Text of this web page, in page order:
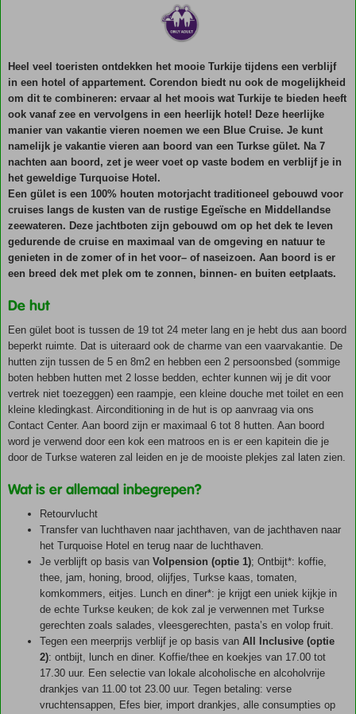
Heel veel toeristen ontdekken het mooie Turkije tijdens een verblijf
in een hotel of appartement. Corendon biedt nu ook de mogelijkheid
om dit te combineren: ervaar al het moois wat Turkije te bieden heeft
ook vanaf zee en vervolgens in een heerlijk hotel! Deze heerlijke
manier van vakantie vieren noemen we een Blue Cruise. Je kunt
namelijk je vakantie vieren aan boord van een Turkse gület. Na 7
nachten aan boord, zet je weer voet op vaste bodem en verblijf je in
het geweldige Turquoise Hotel.
Een gület is een 100% houten motorjacht traditioneel gebouwd voor
cruises langs de kusten van de rustige Egeïsche en Middellandse
zeewateren. Deze jachtboten zijn gebouwd om op het dek te leven
gedurende de cruise en maximaal van de omgeving en natuur te
genieten in de zomer of in het voor– of naseizoen. Aan boord is er
een breed dek met plek om te zonnen, binnen- en buiten eetplaats.
De hut
Een gület boot is tussen de 19 tot 24 meter lang en je hebt dus aan boord
beperkt ruimte. Dat is uiteraard ook de charme van een vaarvakantie. De
hutten zijn tussen de 5 en 8m2 en hebben een 2 persoonsbed (sommige
boten hebben hutten met 2 losse bedden, echter kunnen wij je dit voor
vertrek niet toezeggen) een raampje, een kleine douche met toilet en een
kleine kledingkast. Airconditioning in de hut is op aanvraag via ons
Contact Center. Aan boord zijn er maximaal 6 tot 8 hutten. Aan boord
word je verwend door een kok een matroos en is er een kapitein die je
door de Turkse wateren zal leiden en je de mooiste plekjes zal laten zien.
Wat is er allemaal inbegrepen?
Retourvlucht
Transfer van luchthaven naar jachthaven, van de jachthaven naar
het Turquoise Hotel en terug naar de luchthaven.
Je verblijft op basis van Volpension (optie 1); Ontbijt*: koffie,
thee, jam, honing, brood, olijfjes, Turkse kaas, tomaten,
komkommers, eitjes. Lunch en diner*: je krijgt een uniek kijkje in
de echte Turkse keuken; de kok zal je verwennen met Turkse
gerechten zoals salades, vleesgerechten, pasta’s en volop fruit.
Tegen een meerprijs verblijf je op basis van All Inclusive (optie
2): ontbijt, lunch en diner. Koffie/thee en koekjes van 17.00 tot
17.30 uur. Een selectie van lokale alcoholische en alcoholvrije
drankjes van 11.00 tot 23.00 uur. Tegen betaling: verse
vruchtensappen, Efes bier, import drankjes, alle consumpties op